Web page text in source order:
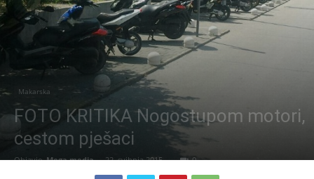
Makarska
FOTO KRITIKA Nogostupom motori,
cestom pješaci
Objavio Mega media - 22. svibnja 2015. 0